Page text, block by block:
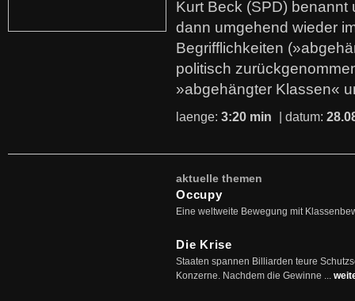
Kurt Beck (SPD)
dann umgehend wieder
Begrifflichkeiten
politisch
»abgehängter Klassen«
laenge: 3:20 min | datum:
aktuelle themen
Occupy
Eine weltweite Bewegung mit
Die Krise
Staaten spannen Billiarden teure
Konzerne. Nachdem die Gewinne ...